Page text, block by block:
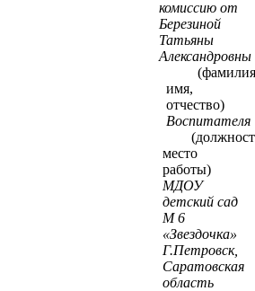
комиссию от
Березиной
Татьяны
Александровны
имя,
отчество)
Воспитателя
место
работы)
МДОУ
детский сад
М 6
«Звездочка»
Г.Петровск,
Саратовская
область